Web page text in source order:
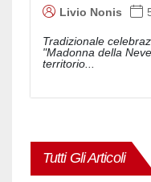
Livio Nonis
Tradizionale
"Madonna della
territorio...
Tutti Gli Articoli